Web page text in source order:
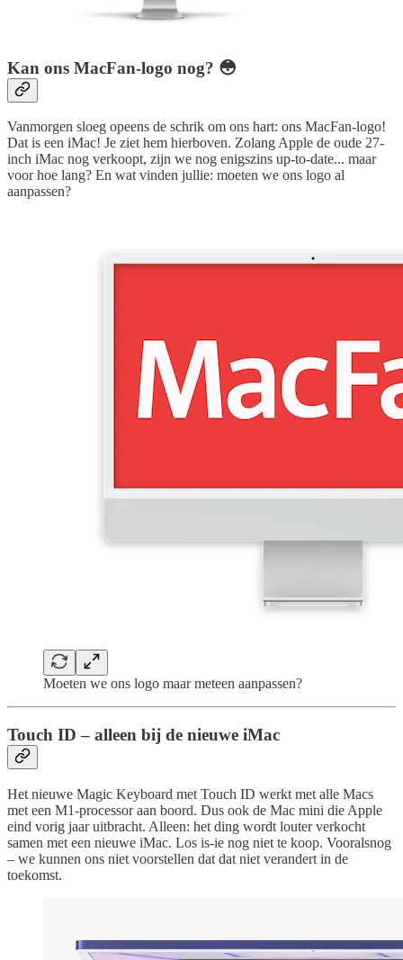
Kan ons MacFan-logo nog? 😳
Vanmorgen sloeg opeens de schrik om ons hart: ons MacFan-logo!
Dat is een iMac! Je ziet hem hierboven. Zolang Apple de oude 27-
inch iMac nog verkoopt, zijn we nog enigszins up-to-date... maar
voor hoe lang? En wat vinden jullie: moeten we ons logo al
aanpassen?
Moeten we ons logo maar meteen aanpassen?
Touch ID – alleen bij de nieuwe iMac
Het nieuwe Magic Keyboard met Touch ID werkt met alle Macs
met een M1-processor aan boord. Dus ook de Mac mini die Apple
eind vorig jaar uitbracht. Alleen: het ding wordt louter verkocht
samen met een nieuwe iMac. Los is-ie nog niet te koop. Vooralsnog
– we kunnen ons niet voorstellen dat dat niet verandert in de
toekomst.